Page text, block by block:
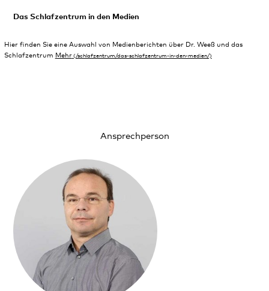
Das Schlafzentrum in den Medien
Hier finden Sie eine Auswahl von Medienberichten über Dr. Weeß und das
Schlafzentrum Mehr
Ansprechperson